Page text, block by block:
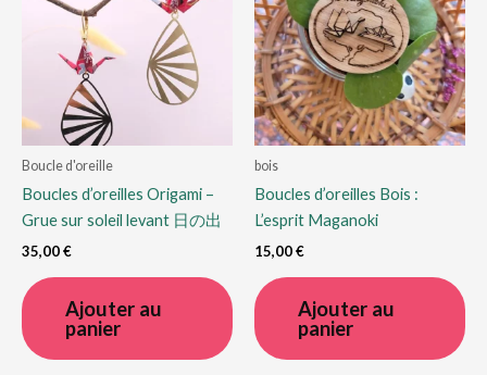
Boucle d'oreille
Boucles d’oreilles Origami –
Grue sur soleil levant 日の出
35,00€
Ajouter au
panier
bois
Boucles d’oreilles Bois :
L’esprit Maganoki
15,00€
Ajouter au
panier